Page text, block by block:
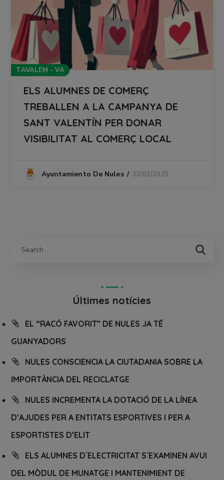
TAVALEM - VA
ELS ALUMNES DE COMERÇ
TREBALLEN A LA CAMPANYA DE
SANT VALENTÍN PER DONAR
VISIBILITAT AL COMERÇ LOCAL
Ayuntamiento De Nules 23/01/2025
Últimes notícies
EL “RACÓ FAVORIT” DE NULES JA TÉ
GUANYADORS
NULES CONSCIENCIA LA CIUTADANIA SOBRE LA
IMPORTÀNCIA DEL RECICLATGE
NULES INCREMENTA LA DOTACIÓ DE LA LÍNEA
D’AJUDES PER A ENTITATS ESPORTIVES I PER A
ESPORTISTES D’ELIT
ELS ALUMNES D´ELECTRICITAT S´EXAMINEN AVUI
DEL MÒDUL DE MUNATGE I MANTENIMIENT DE